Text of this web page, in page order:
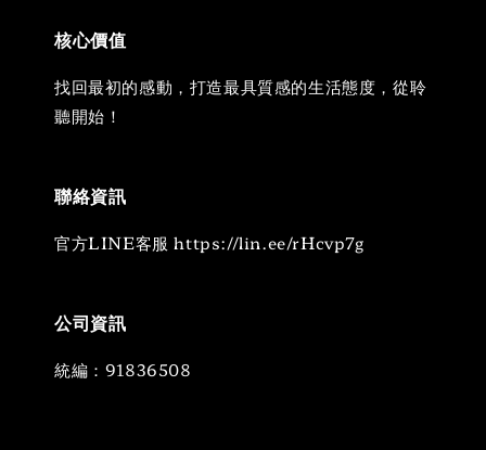
核心價值
找回最初的感動，打造最具質感的生活態度，從聆
聽開始！
聯絡資訊
官方LINE客服 https://lin.ee/rHcvp7g
公司資訊
統編：91836508